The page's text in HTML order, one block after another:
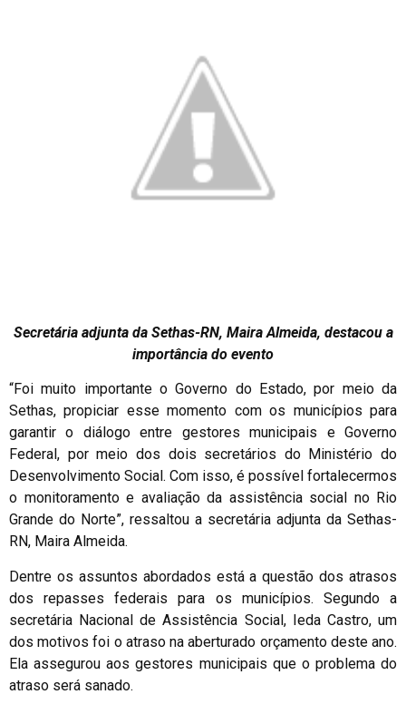
Secretária adjunta da Sethas-RN, Maira Almeida, destacou a
importância do evento
“Foi muito importante o Governo do Estado, por meio da
Sethas, propiciar esse momento com os municípios para
garantir o diálogo entre gestores municipais e Governo
Federal, por meio dos dois secretários do Ministério do
Desenvolvimento Social. Com isso, é possível fortalecermos
o monitoramento e avaliação da assistência social no Rio
Grande do Norte”, ressaltou a secretária adjunta da Sethas-
RN, Maira Almeida.
Dentre os assuntos abordados está a questão dos atrasos
dos repasses federais para os municípios. Segundo a
secretária Nacional de Assistência Social, Ieda Castro, um
dos motivos foi o atraso na aberturado orçamento deste ano.
Ela assegurou aos gestores municipais que o problema do
atraso será sanado.